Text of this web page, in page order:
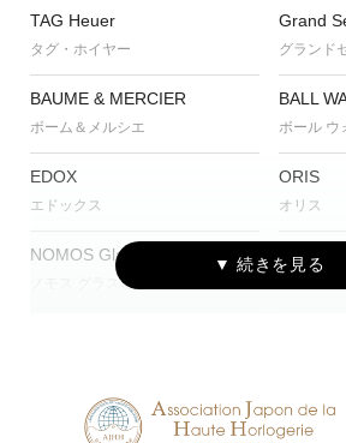
TAG Heuer
タグ・ホイヤー
Grand
グランド
BAUME & MERCIER
ボーム＆メルシエ
BALL
ボール ウ
EDOX
エドックス
ORIS
オリス
NOMOS Glashütte
ノモス グラスヒュッテ
ZEITWINKEL CREDOR